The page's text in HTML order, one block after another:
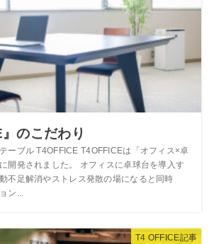
』のこだわり
ーブル T4OFFICE T4OFFICEは「オフィス×卓
開発されました。 オフィスに卓球台を導入す
不足解消やストレス発散の場になると同時
ン...
T4 OFFICE記事